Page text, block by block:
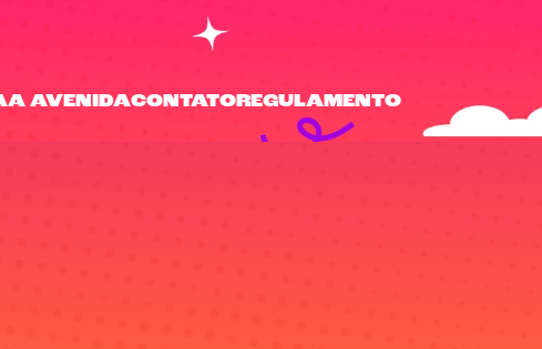
A AVENIDACONTATO REGULAMENTO